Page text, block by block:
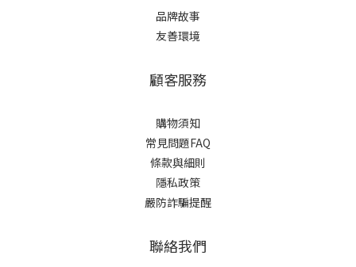
品牌故事
友善環境
顧客服務
購物須知
常見問題FAQ
條款與細則
隱私政策
嚴防詐騙提醒
聯絡我們